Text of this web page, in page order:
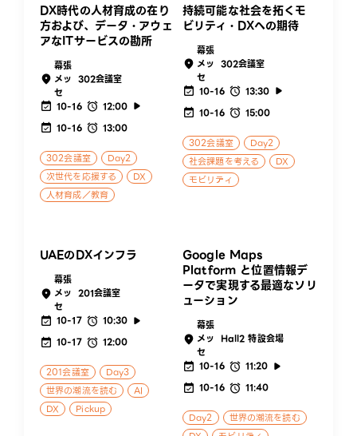
DX時代の人材育成の在り
方および、データ・アウェ
アなITサービスの勘所
幕張
メッ
セ
302会議室
10-16
12:00
10-16
13:00
302会議室
Day2
次世代を応援する
DX
人材育成／教育
持続可能な社会を拓くモ
ビリティ・DXへの期待
幕張
メッ
セ
302会議室
10-16
13:30
10-16
15:00
302会議室
Day2
社会課題を考える
DX
モビリティ
UAEのDXインフラ
幕張
メッ
セ
201会議室
10-17
10:30
10-17
12:00
201会議室
Day3
世界の潮流を読む
AI
DX
Pickup
Google Maps
Platform と位置情報デ
ータで実現する最適なソリ
ューション
幕張
メッ
セ
Hall2 特設会場
10-16
11:20
10-16
11:40
Day2
世界の潮流を読む